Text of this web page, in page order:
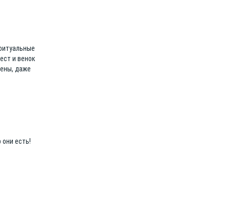
и венок
даже
есть!